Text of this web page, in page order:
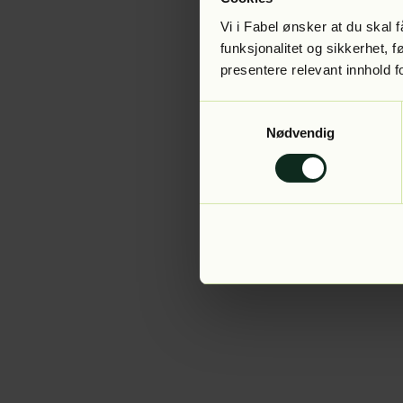
Vi i Fabel ønsker at du skal
funksjonalitet og sikkerhet,
presentere relevant innhold
Nødvendig
Application